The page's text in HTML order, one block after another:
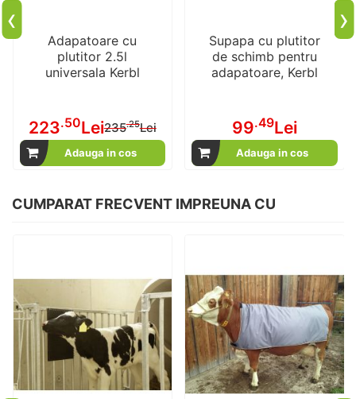
Adapatoare cu
plutitor 2.5l
universala Kerbl
Pret
special
223.50Lei235.25Lei
Adauga in cos
Supapa cu plutitor
de schimb pentru
adapatoare, Kerbl
99.49Lei
Adauga in cos
‹ ›
CUMPARAT FRECVENT IMPREUNA CU